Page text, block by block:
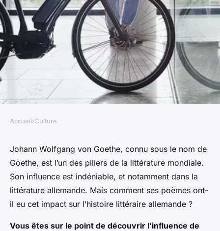
Comment les poèmes de
Goethe ont-ils influencé la
littérature allemande ?
Emma•21 janvier 2024•6 min de lecture
Accueil›Culture
Johann Wolfgang von Goethe, connu sous le nom de
Goethe, est l’un des piliers de la littérature mondiale.
Son influence est indéniable, et notamment dans la
littérature allemande. Mais comment ses poèmes ont-
il eu cet impact sur l’histoire littéraire allemande ?
Vous êtes sur le point de découvrir l’influence de